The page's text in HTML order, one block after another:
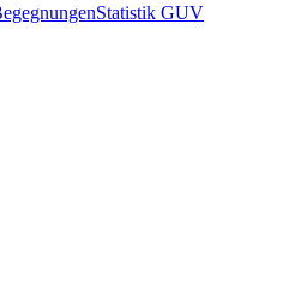
Statistik GUV